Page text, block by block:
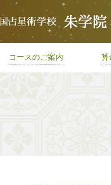
コースのご案内 算